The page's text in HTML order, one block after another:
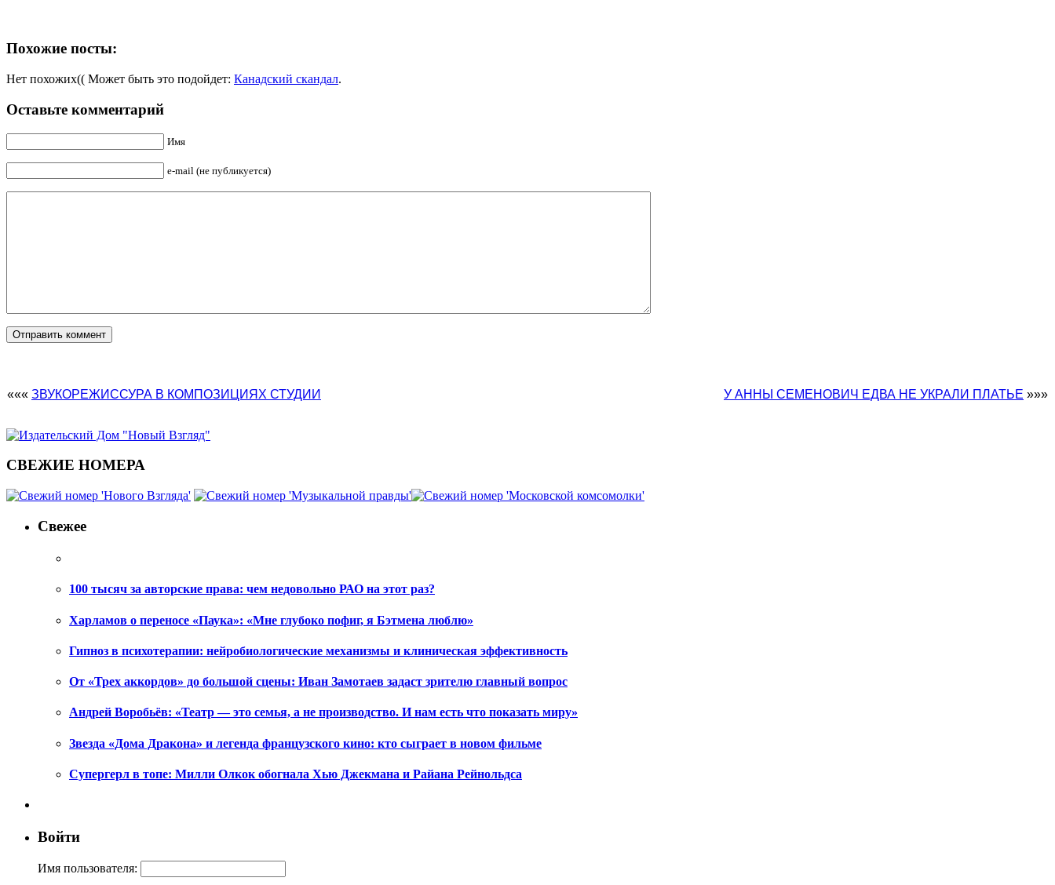
Похожие посты:
Нет похожих(( Может быть это подойдет: Канадский скандал.
Оставьте комментарий
Имя
e-mail (не публикуется)
««« ЗВУКОРЕЖИССУРА В КОМПОЗИЦИЯХ СТУДИИ У АННЫ СЕМЕНОВИЧ ЕДВА НЕ УКРАЛИ ПЛАТЬЕ »»»
СВЕЖИЕ НОМЕРА
Свежее
100 тысяч за авторские права: чем недовольно РАО на этот раз?
Харламов о переносе «Паука»: «Мне глубоко пофиг, я Бэтмена люблю»
Гипноз в психотерапии: нейробиологические механизмы и клиническая эффективность
От «Трех аккордов» до большой сцены: Иван Замотаев задаст зрителю главный вопрос
Андрей Воробьёв: «Театр — это семья, а не производство. И нам есть что показать миру»
Звезда «Дома Дракона» и легенда французского кино: кто сыграет в новом фильме
Супергерл в топе: Милли Олкок обогнала Хью Джекмана и Райана Рейнольдса
Войти
Имя пользователя: